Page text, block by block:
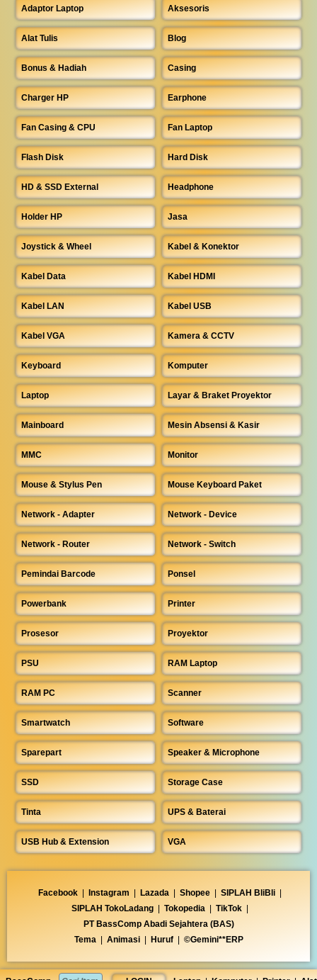
Adaptor Laptop Aksesoris
Alat Tulis Blog
Bonus & Hadiah Casing
Charger HP Earphone
Fan Casing & CPU Fan Laptop
Flash Disk Hard Disk
HD & SSD External Headphone
Holder HP Jasa
Joystick & Wheel Kabel & Konektor
Kabel Data Kabel HDMI
Kabel LAN Kabel USB
Kabel VGA Kamera & CCTV
Keyboard Komputer
Laptop Layar & Braket Proyektor
Mainboard Mesin Absensi & Kasir
MMC Monitor
Mouse & Stylus Pen Mouse Keyboard Paket
Network - Adapter Network - Device
Network - Router Network - Switch
Pemindai Barcode Ponsel
Powerbank Printer
Prosesor Proyektor
PSU RAM Laptop
RAM PC Scanner
Smartwatch Software
Sparepart Speaker & Microphone
SSD Storage Case
Tinta UPS & Baterai
USB Hub & Extension VGA
Facebook Instagram Lazada Shopee SIPLAH BliBli
SIPLAH TokoLadang
Tokopedia TikTok
PT BassComp Abadi Sejahtera (BAS)
Tema
Animasi Huruf ©Gemini**ERP